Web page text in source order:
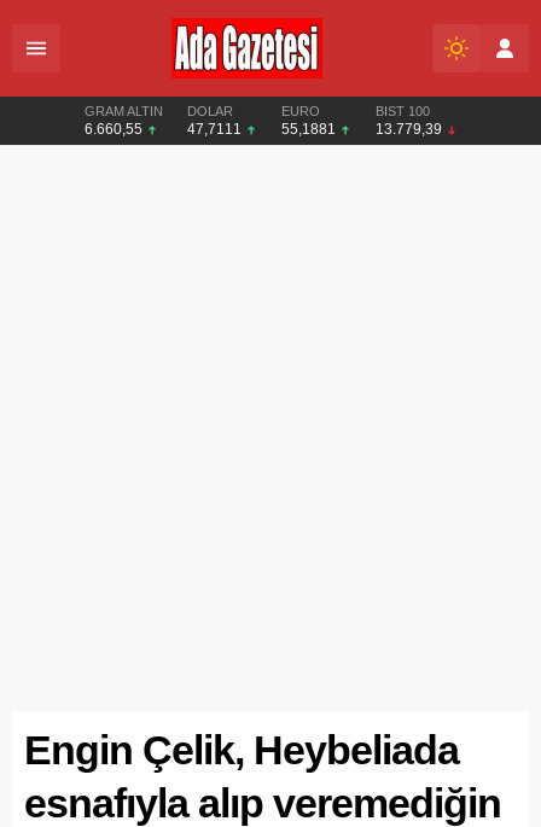
GRAM ALTIN
6.660,55
DOLAR
47,7111
EURO
55,1881
BIST 100
13.779,39
Engin Çelik, Heybeliada
esnafıyla alıp veremediğin